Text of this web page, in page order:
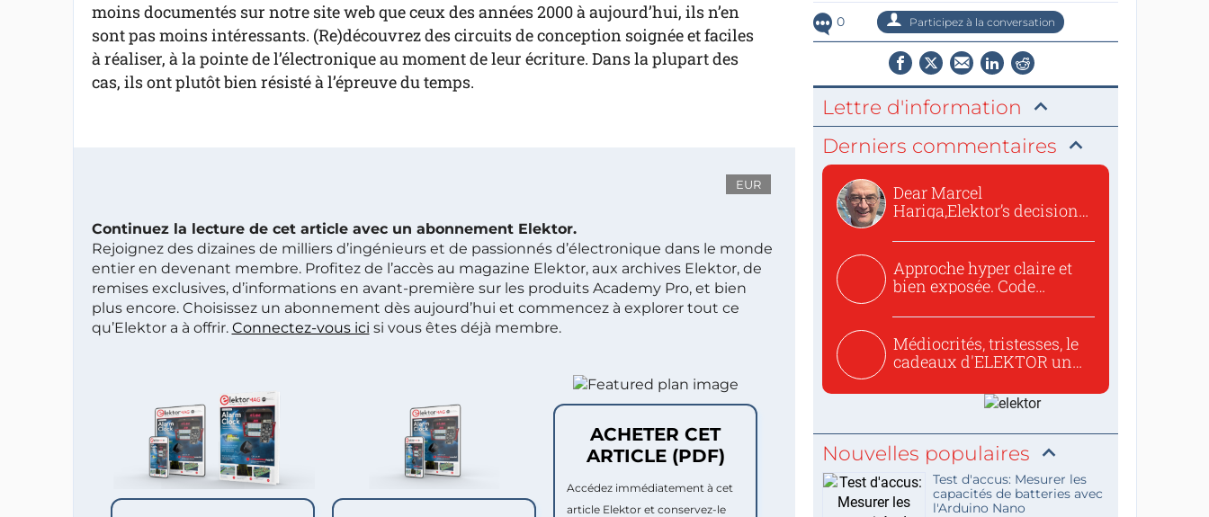
moins documentés sur notre site web que ceux des années 2000 à aujourd’hui, ils n’en
sont pas moins intéressants. (Re)découvrez des circuits de conception soignée et faciles
à réaliser, à la pointe de l’électronique au moment de leur écriture. Dans la plupart des
cas, ils ont plutôt bien résisté à l’épreuve du temps.
EUR
Continuez la lecture de cet article avec un abonnement Elektor.
Rejoignez des dizaines de milliers d’ingénieurs et de passionnés d’électronique dans le monde
entier en devenant membre. Profitez de l’accès au magazine Elektor, aux archives Elektor, de
remises exclusives, d’informations en avant-première sur les produits Academy Pro, et bien
plus encore. Choisissez un abonnement dès aujourd’hui et commencez à explorer tout ce
qu’Elektor a à offrir. Connectez-vous ici si vous êtes déjà membre.
ACHETER CET
ARTICLE (PDF)
Accédez immédiatement à cet
article Elektor et conservez-le
0 Participez à la conversation
Lettre d'information
Derniers commentaires
Dear Marcel
Hariga,Elektor’s decision
Approche hyper claire et
bien exposée. Code
Médiocrités, tristesses, le
cadeaux d'ELEKTOR un
Nouvelles populaires
Test d'accus: Mesurer les
capacités de batteries avec
l'Arduino Nano